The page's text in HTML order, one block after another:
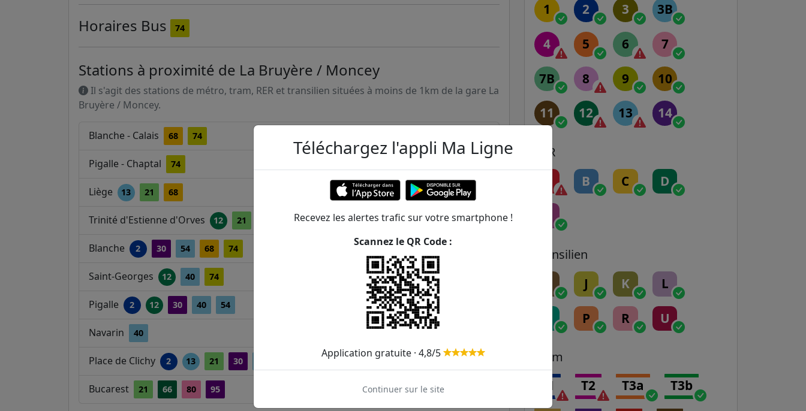
Horaires Bus 74
Stations à proximité de La Bruyère / Moncey
Il s'agit des stations de métro, tram, RER et transilien situées à moins de 1km de la gare La
Bruyère / Moncey.
Blanche - Calais 68 74
Pigalle - Chaptal 74 247m
Liège 13 21 68 356m
Trinité d'Estienne d'Orves 12 21 68 391m
Blanche 2 30 54 68 74
Saint-Georges 12 40 74
Pigalle 2 12 30 40 54
Navarin 40
Place de Clichy 2 13 21 30 80 532m
Bucarest 21 66 80 95
1 2 3 3B
4 5 6 7
7B 8 9 10
11 12 13 14
RER
B C D
Transilien
J K L
P R U
Tram
T1 T2 T3a T3b
Téléchargez l'appli Ma Ligne
Recevez les alertes trafic sur votre smartphone !
Scannez le QR Code :
Application gratuite · 4,8/5
Continuer sur le site